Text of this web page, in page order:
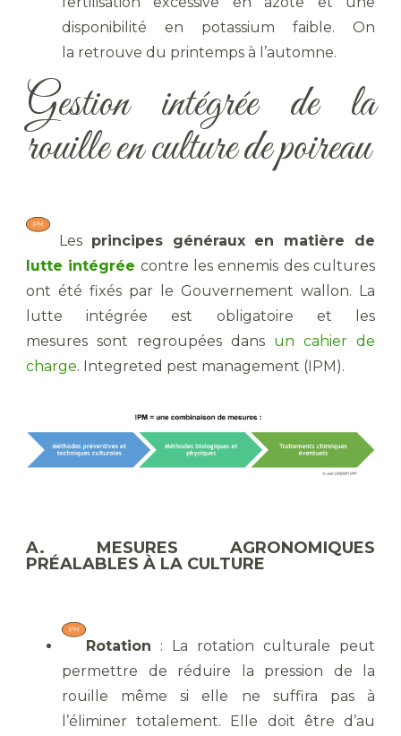
disponibilité en potassium faible. On
la retrouve du printemps à l’automne.
Gestion intégrée de la
rouille en culture de poireau
Les principes généraux en matière de
lutte intégrée contre les ennemis des cultures
ont été fixés par le Gouvernement wallon. La
lutte intégrée est obligatoire et les
mesures sont regroupées dans un cahier de
charge. Integreted pest management (IPM).
A. MESURES AGRONOMIQUES
PRÉALABLES À LA CULTURE
Rotation : La rotation culturale peut
permettre de réduire la pression de la
rouille même si elle ne suffira pas à
l’éliminer totalement. Elle doit être d’au